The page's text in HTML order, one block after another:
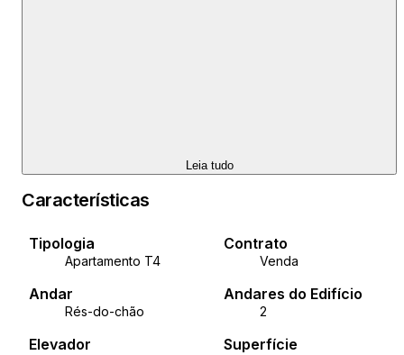
Leia tudo
Características
Tipologia
Apartamento T4
Contrato
Venda
Andar
Rés-do-chão
Andares do Edifício
2
Elevador Superfície